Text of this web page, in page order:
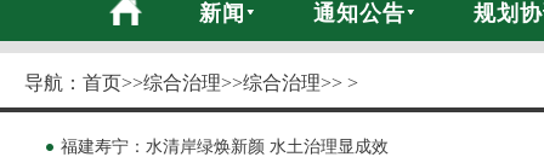
新闻 通知公告 规划
导航： 首页>>综合治理>>综合治理>> >
福建寿宁：水清岸绿焕新颜 水土治理显成效